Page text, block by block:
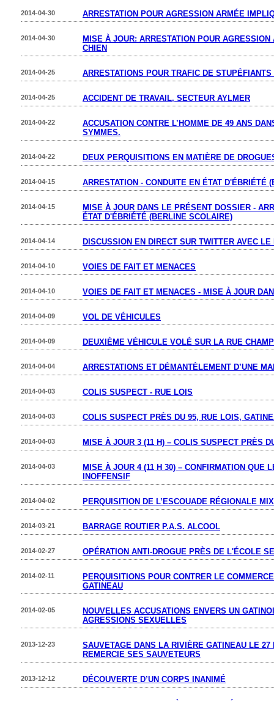
ARRESTATION POUR AGRESSION ARMÉE
2014-04-30
MISE À JOUR: ARRESTATION POUR
CHIEN
2014-04-30
ARRESTATIONS POUR TRAFIC DE
2014-04-25
ACCIDENT DE TRAVAIL, SECTEUR AYLMER
2014-04-25
ACCUSATION CONTRE L’HOMME DE 49 ANS
SYMMES.
2014-04-22
DEUX PERQUISITIONS EN MATIÈRE DE
2014-04-22
ARRESTATION - CONDUITE EN ÉTAT D'ÉBRIÉTÉ
2014-04-15
MISE À JOUR DANS LE PRÉSENT DOSSIER -
ÉTAT D'ÉBRIÉTÉ (BERLINE SCOLAIRE)
2014-04-15
DISCUSSION EN DIRECT SUR TWITTER AVEC LE
2014-04-14
VOIES DE FAIT ET MENACES
2014-04-10
VOIES DE FAIT ET MENACES - MISE À JOUR
2014-04-10
VOL DE VÉHICULES
2014-04-09
DEUXIÈME VÉHICULE VOLÉ SUR LA RUE
2014-04-09
ARRESTATIONS ET DÉMANTÈLEMENT D’UNE
2014-04-04
COLIS SUSPECT - RUE LOIS
2014-04-03
COLIS SUSPECT PRÈS DU 95, RUE LOIS,
2014-04-03
MISE À JOUR 3 (11 H) – COLIS SUSPECT PRÈS
2014-04-03
MISE À JOUR 4 (11 H 30) – CONFIRMATION QUE
INOFFENSIF
2014-04-03
PERQUISITION DE L’ESCOUADE RÉGIONALE
2014-04-02
BARRAGE ROUTIER P.A.S. ALCOOL
2014-03-21
OPÉRATION ANTI-DROGUE PRÈS DE L'ÉCOLE
2014-02-27
PERQUISITIONS POUR CONTRER LE
GATINEAU
2014-02-11
NOUVELLES ACCUSATIONS ENVERS UN
AGRESSIONS SEXUELLES
2014-02-05
SAUVETAGE DANS LA RIVIÈRE GATINEAU LE
REMERCIE SES SAUVETEURS
2013-12-23
DÉCOUVERTE D’UN CORPS INANIMÉ
2013-12-12